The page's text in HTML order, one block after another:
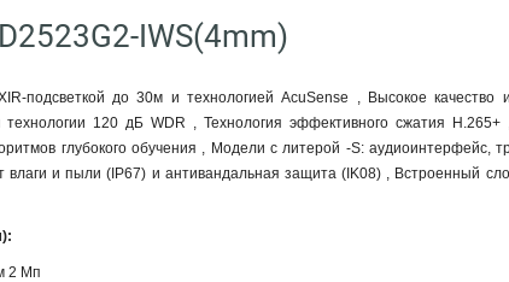
IWS(4mm)
подсветкой до 30м и технологией AcuSense , Высокое
120 дБ WDR , Технология эффективного сжатия
глубокого обучения , Модели с литерой -S:
влаги и пыли (IP67) и антивандальная защита (IK08) , Встроенный
2 Мп